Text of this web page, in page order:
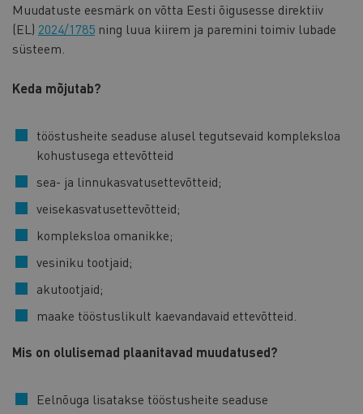
Muudatuste eesmärk on võtta Eesti õigusesse direktiiv
(EL) 2024/1785 ning luua kiirem ja paremini toimiv lubade
süsteem.
Keda mõjutab?
tööstusheite seaduse alusel tegutsevaid kompleksloa
kohustusega ettevõtteid
sea- ja linnukasvatusettevõtteid;
veisekasvatusettevõtteid;
kompleksloa omanikke;
vesiniku tootjaid;
akutootjaid;
maake tööstuslikult kaevandavaid ettevõtteid.
Mis on olulisemad plaanitavad muudatused?
Eelnõuga lisatakse tööstusheite seaduse